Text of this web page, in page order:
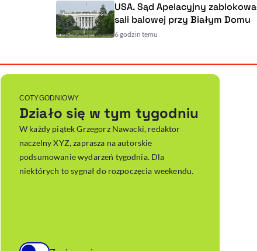
Ułatwienia dostępności wspierają:
Sprawdź, jak i dlaczego zwiększamy dostępność, otwiera się w nowym
USA. Sąd Apelacyjny zablokował
sali balowej przy Białym Domu
6 godzin temu